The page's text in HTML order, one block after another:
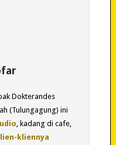
Dokterandes
(Tulungagung) ini
, kadang di cafe,
kliennya